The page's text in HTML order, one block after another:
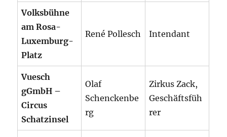
Volksbühne
am Rosa-
Luxemburg-
Platz
René Pollesch Intendant
Vuesch
gGmbH –
Circus
Schatzinsel
Olaf
Schenckenbe
rg
Zirkus Zack,
Geschäftsfüh
rer